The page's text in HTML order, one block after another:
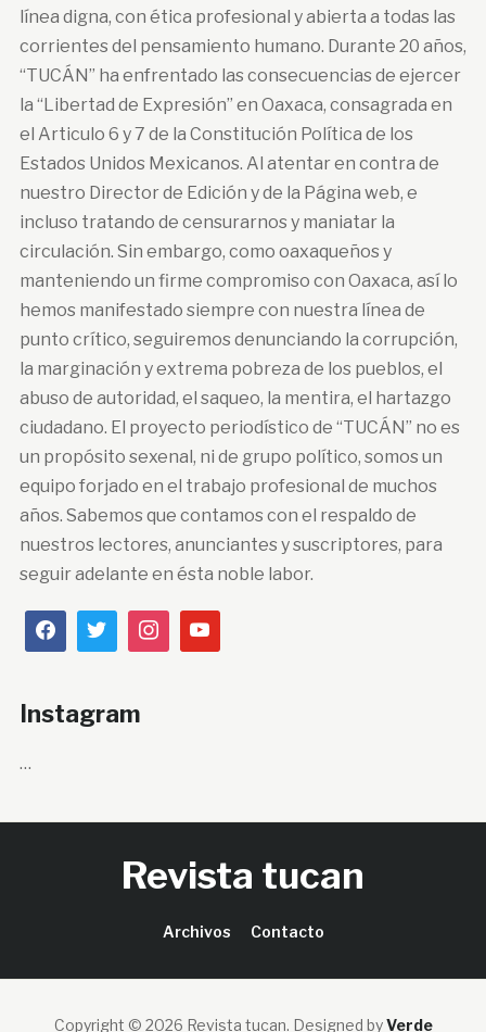
línea digna, con ética profesional y abierta a todas las
corrientes del pensamiento humano. Durante 20 años,
“TUCÁN” ha enfrentado las consecuencias de ejercer
la “Libertad de Expresión” en Oaxaca, consagrada en
el Articulo 6 y 7 de la Constitución Política de los
Estados Unidos Mexicanos. Al atentar en contra de
nuestro Director de Edición y de la Página web, e
incluso tratando de censurarnos y maniatar la
circulación. Sin embargo, como oaxaqueños y
manteniendo un firme compromiso con Oaxaca, así lo
hemos manifestado siempre con nuestra línea de
punto crítico, seguiremos denunciando la corrupción,
la marginación y extrema pobreza de los pueblos, el
abuso de autoridad, el saqueo, la mentira, el hartazgo
ciudadano. El proyecto periodístico de “TUCÁN” no es
un propósito sexenal, ni de grupo político, somos un
equipo forjado en el trabajo profesional de muchos
años. Sabemos que contamos con el respaldo de
nuestros lectores, anunciantes y suscriptores, para
seguir adelante en ésta noble labor.
Instagram
…
Revista tucan
Archivos Contacto
Copyright © 2026 Revista tucan. Designed byVerde